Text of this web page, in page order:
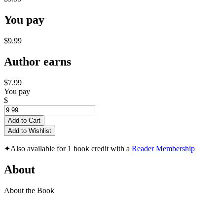
You pay
$9.99
Author earns
$7.99
You pay
$
Add to Cart
Add to Wishlist
✦Also available for 1 book credit with a Reader Membership
About
About the Book